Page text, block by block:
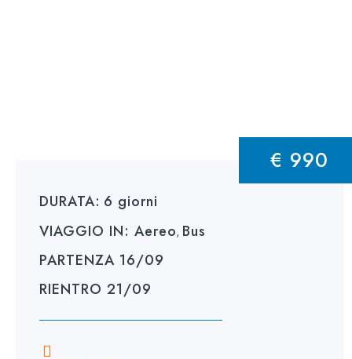
€ 990
DURATA: 6 giorni
VIAGGIO IN: Aereo, Bus
PARTENZA 16/09
RIENTRO 21/09